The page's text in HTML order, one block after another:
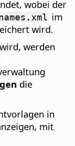
wobei der
im
wird.
werden
die
in
mit